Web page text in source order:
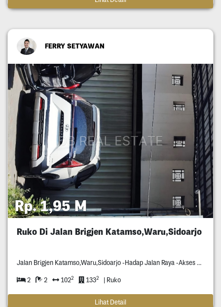
FERRY SETYAWAN
Rp. 1,95 M
Ruko Di Jalan Brigjen Katamso,Waru,Sidoarjo
Jalan Brigjen Katamso,Waru,Sidoarjo -Hadap Jalan Raya -Akses Bisa Dilewati Container -Disekitaran Situ Banyak Pabrik Pabrik -Dekat Exit Tol
2 2 1022 1332 | Ruko
Lihat Detail